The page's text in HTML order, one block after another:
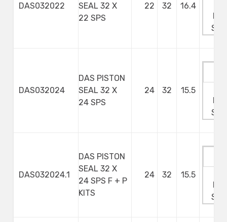
DAS032022
SEAL 32 X
22 SPS
22 32 16.4
DAS032024
DAS PISTON
SEAL 32 X
24 SPS
24 32 15.5
DAS032024.1
DAS PISTON
SEAL 32 X
24 SPS F + P
KITS
24 32 15.5